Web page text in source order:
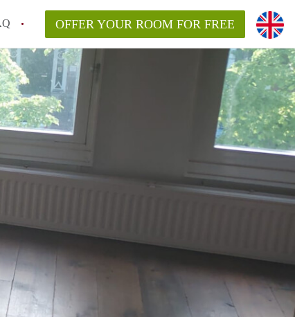
OFFER YOUR ROOM FOR FREE